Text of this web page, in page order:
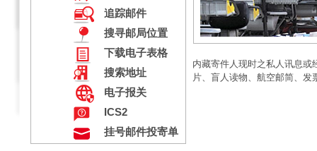
追踪邮件
搜寻邮局位置
下载电子表格
搜索地址
电子报关
ICS2
挂号邮件投寄单
内藏寄件人现时之私人讯息
片、盲人读物、航空邮简、